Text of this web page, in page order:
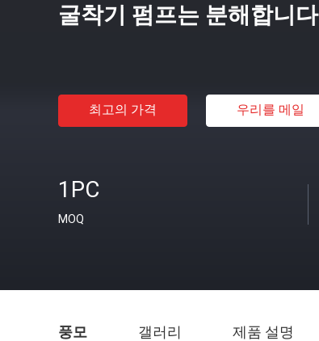
굴착기 펌프는 분해합니다
최고의 가격 우리를 메일
1PC
MOQ
풍모 갤러리 제품 설명